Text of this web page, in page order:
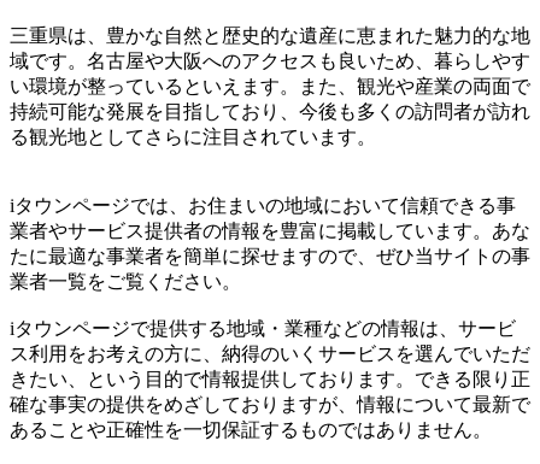
三重県は、豊かな自然と歴史的な遺産に恵まれた魅力的な地
域です。名古屋や大阪へのアクセスも良いため、暮らしやす
い環境が整っているといえます。また、観光や産業の両面で
持続可能な発展を目指しており、今後も多くの訪問者が訪れ
る観光地としてさらに注目されています。
iタウンページでは、お住まいの地域において信頼できる事
業者やサービス提供者の情報を豊富に掲載しています。あな
たに最適な事業者を簡単に探せますので、ぜひ当サイトの事
業者一覧をご覧ください。
iタウンページで提供する地域・業種などの情報は、サービ
ス利用をお考えの方に、納得のいくサービスを選んでいただ
きたい、という目的で情報提供しております。できる限り正
確な事実の提供をめざしておりますが、情報について最新で
あることや正確性を一切保証するものではありません。